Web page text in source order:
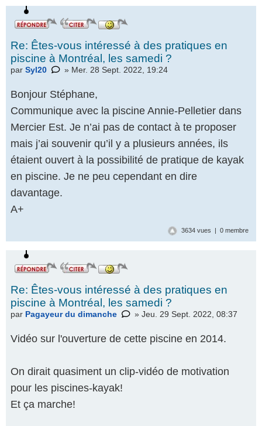
Re: Êtes-vous intéressé à des pratiques en
piscine à Montréal, les samedi ?
par Syl20 » Mer. 28 Sept. 2022, 19:24
Bonjour Stéphane,
Communique avec la piscine Annie-Pelletier dans
Mercier Est. Je n’ai pas de contact à te proposer
mais j’ai souvenir qu’il y a plusieurs années, ils
étaient ouvert à la possibilité de pratique de kayak
en piscine. Je ne peu cependant en dire
davantage.
A+
3634 vues | 0 membre
Re: Êtes-vous intéressé à des pratiques en
piscine à Montréal, les samedi ?
par Pagayeur du dimanche » Jeu. 29 Sept. 2022, 08:37
Vidéo sur l'ouverture de cette piscine en 2014.
On dirait quasiment un clip-vidéo de motivation
pour les piscines-kayak!
Et ça marche!